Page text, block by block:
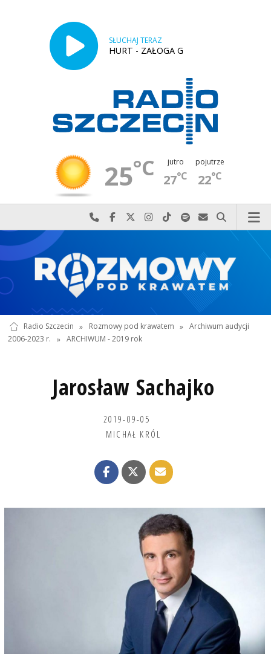
SŁUCHAJ TERAZ
HURT - ZAŁOGA G
25°C jutro
27°C
pojutrze
22°C
Najlepiej po prostu do nas zadzwoń
Odwiedź nas na Facebook-u
Odwiedź nas na X
Odwiedź nas na Instagram-ie
Odwiedź nas na TikTok-u
Szukaj nas na Spotify
Wyślij do nas
Szukaj
Radio Szczecin » Rozmowy pod krawatem » Archiwum audycji
2006-2023 r.
» ARCHIWUM - 2019 rok
Jarosław Sachajko
2019-09-05
MICHAŁ KRÓL